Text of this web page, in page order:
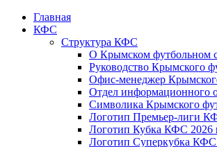
Главная
КФС
Структура КФС
О Крымском футбольном
Руководство Крымского
Офис-менеджер
Отдел информационного
Символика Крымского
Логотип Премьер-лиги
Логотип Кубка КФС 2026
Логотип Суперкубка КФС